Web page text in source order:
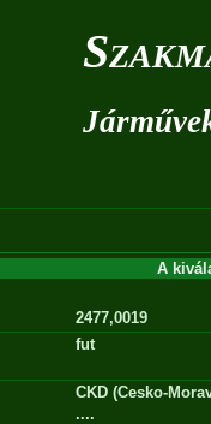
A
2477,0019
fut
CKD (Cesko-
....